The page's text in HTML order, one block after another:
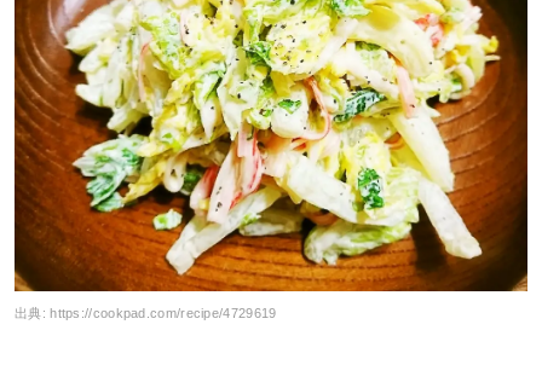
出典:https://cookpad.com/recipe/4729619